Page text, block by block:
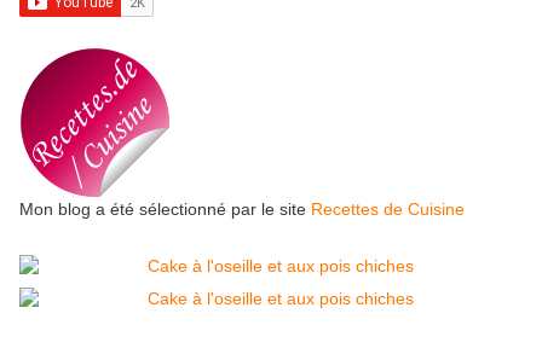
Mon blog a été sélectionné par le site Recettes de Cuisine